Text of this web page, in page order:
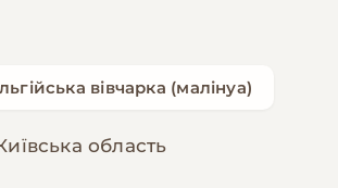
вівчарка (малінуа)
область